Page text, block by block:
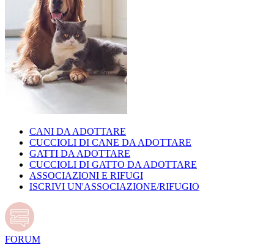
CANI DA ADOTTARE
CUCCIOLI DI CANE DA ADOTTARE
GATTI DA ADOTTARE
CUCCIOLI DI GATTO DA ADOTTARE
ASSOCIAZIONI E RIFUGI
ISCRIVI UN'ASSOCIAZIONE/RIFUGIO
FORUM